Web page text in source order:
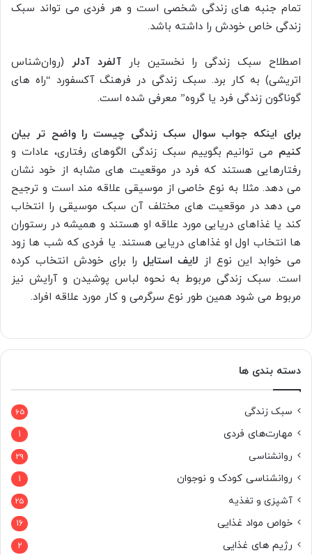
تمام جنبه های زندگی شخصی است و هر فردی می تواند سبک
زندگی خاص خودش را داشته باشد.
اصطلاح سبک زندگی را نخستین بارآلفرد آدلر
(روان‌شناس
اتریشی) به کار برد. سبک زندگی در فرهنگ آکسفورد “راه های
گوناگون زندگی فرد یا گروه” معرفی شده است.
برای اینکه جواب سوال سبک زندگی چیست را واضح تر بیان
کنیم می توانیم بگوییم سبک زندگی الگوهای رفتاری، عادات و
رفتارهایی هستند که فرد در موقعیت های مشابه از خود نشان
می دهد. مثلا به نوع خاصی از موسیقی علاقه مند است و ترجیح
می دهد در موقعیت های مختلف آن سبک موسیقی را انتخاب
کند یا غذاهای دریایی مورد علاقه او هستند و همیشه در رستوران
ها انتخاب اول او غذاهای دریایی هستند. یا فردی که شب ها زود
می خوابد این نوع از لایف استایل را برای خودش انتخاب کرده
است. سبک زندگی مربوط به نحوه لباس پوشیدن و آرایش نیز
مربوط می شود همین طور نوع سرگرمی و کار مورد علاقه افراد.
دسته بندی ها
سبک زندگی 65
مهارت‌های فردی 1
روانشناسی 29
روانشناسی کودک و نوجوان 1
آشپزی و تغذیه 25
خواص مواد غذایی 16
رژیم های غذایی 2